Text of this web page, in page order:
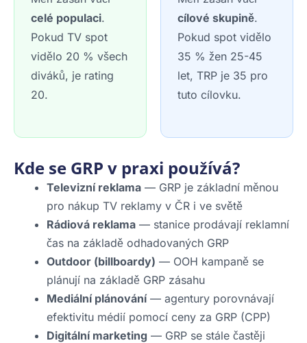
celé populaci.
Pokud TV spot
vidělo 20 % všech
diváků, je rating
20.
cílové skupině.
Pokud spot vidělo
35 % žen 25-45
let, TRP je 35 pro
tuto cílovku.
Kde se GRP v praxi používá?
Televizní reklama — GRP je základní měnou
pro nákup TV reklamy v ČR i ve světě
Rádiová reklama — stanice prodávají reklamní
čas na základě odhadovaných GRP
Outdoor (billboardy) — OOH kampaně se
plánují na základě GRP zásahu
Mediální plánování— agentury porovnávají
efektivitu médií pomocí ceny za GRP (CPP)
Digitální marketing — GRP se stále častěji